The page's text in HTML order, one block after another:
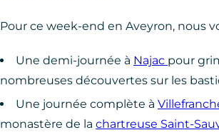
Pour ce week-end en Aveyron, nous
Une demi-journée à Najac pour
nombreuses découvertes sur les
Une journée complète à
monastère de la chartreuse Saint-